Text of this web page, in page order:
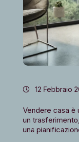
12 Febbraio
Vendere casa
un
una